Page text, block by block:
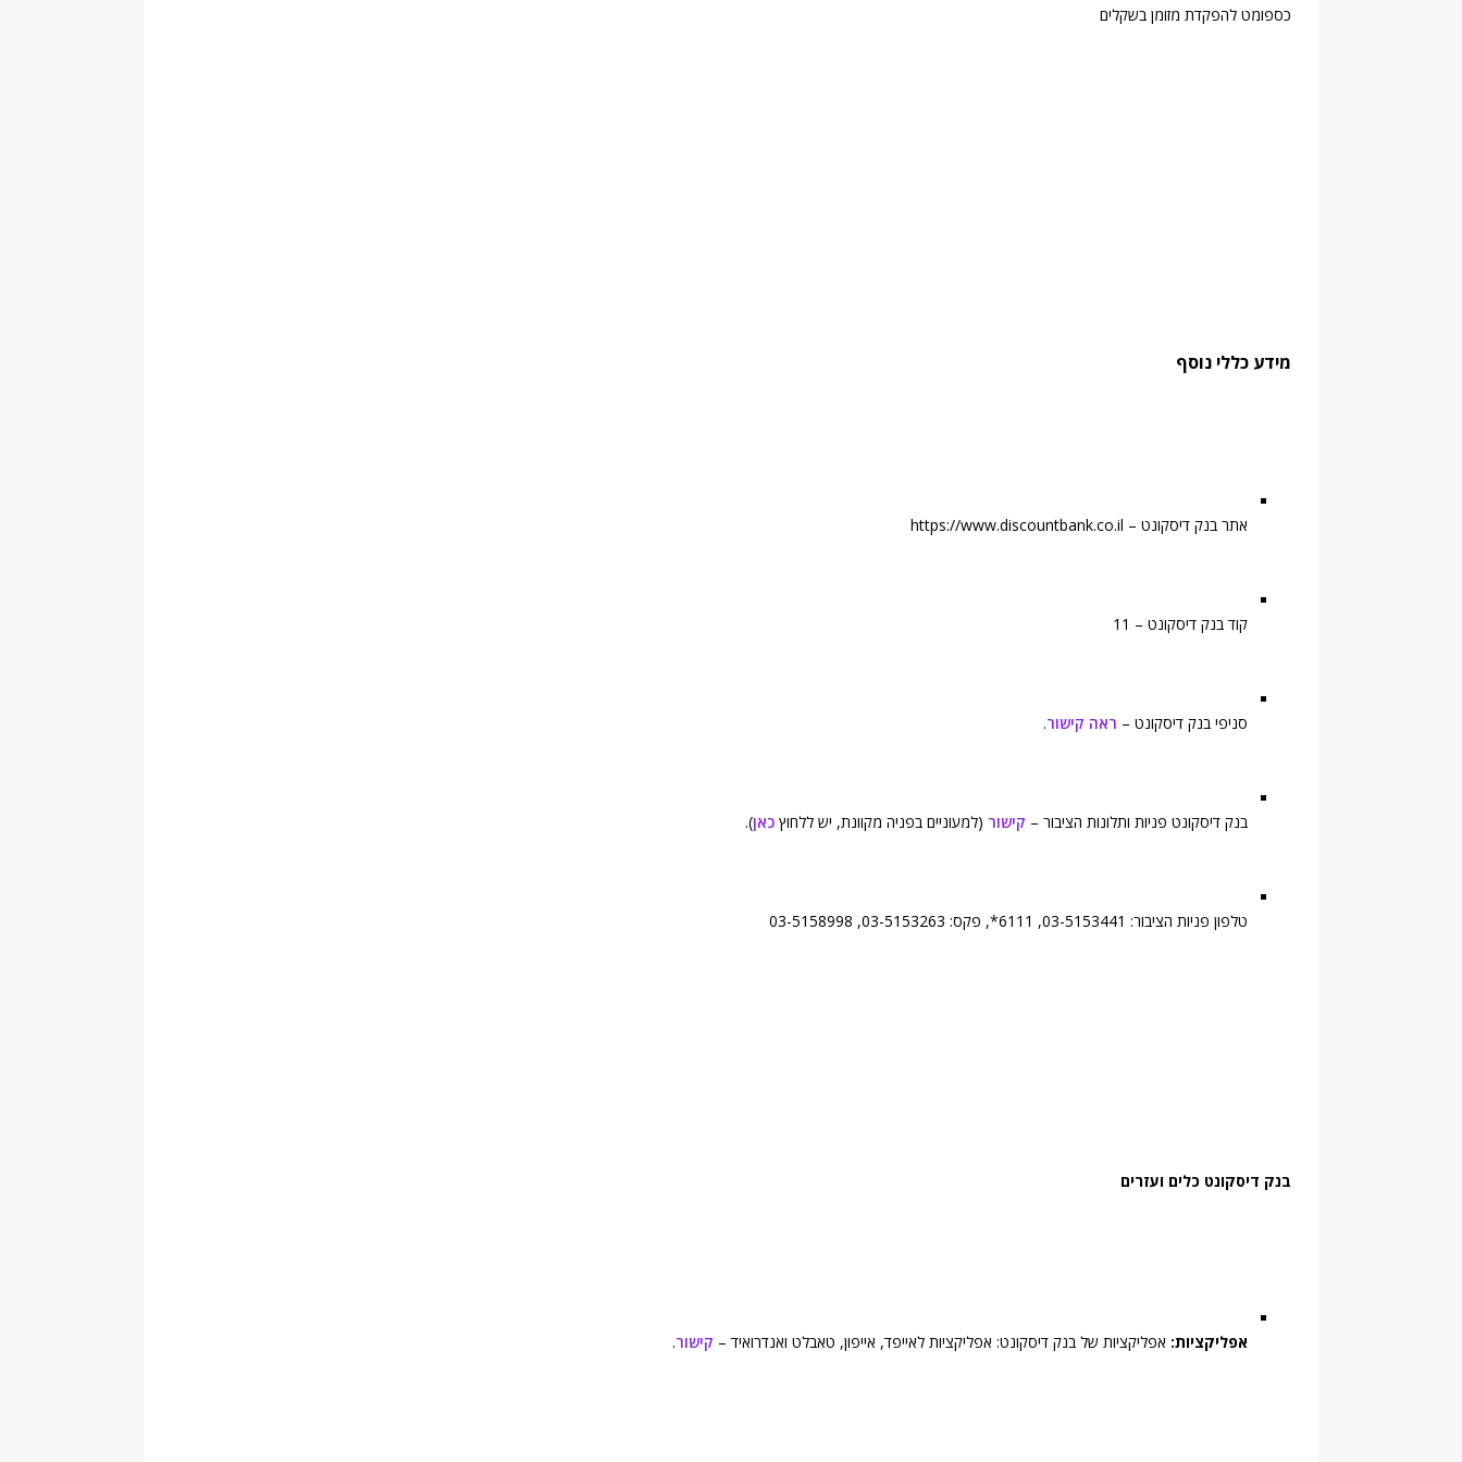
כספומט להפקדת מזומן בשקלים
מידע כללי נוסף
אתר בנק דיסקונט – https://www.discountbank.co.il
קוד בנק דיסקונט – 11
סניפי בנק דיסקונט – ראה קישור.
בנק דיסקונט פניות ותלונות הציבור – קישור (למעוניים בפניה מקוונת, יש ללחוץ כאן).
טלפון פניות הציבור: 03-5153441, 6111*, פקס: 03-5153263, 03-5158998
בנק דיסקונט כלים ועזרים
אפליקציות: אפליקציות של בנק דיסקונט: אפליקציות לאייפד, אייפון, טאבלט ואנדרואיד – קישור.